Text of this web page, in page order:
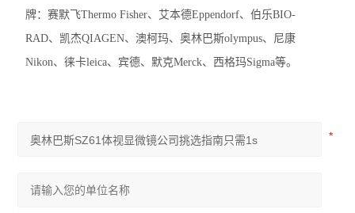
徕卡DM500生物显微镜
尼康E200生物显微镜
尼康Si生物显微镜
牌：赛默飞Thermo Fisher、艾本德Eppendorf、伯乐BIO-
RAD、凯杰QIAGEN、澳柯玛、奥林巴斯olympus、尼康
Nikon、徕卡leica、宾德、默克Merck、西格玛Sigma等。